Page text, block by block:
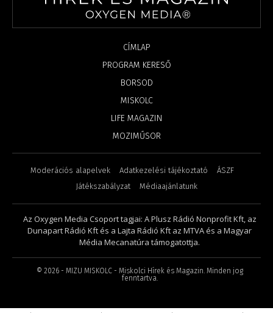
CÍMLAP
PROGRAM KERESŐ
BORSOD
MISKOLC
LIFE MAGAZIN
MOZIMŰSOR
Moderációs alapelvek Adatkezelési tájékoztató
ÁSZF
Játékszabályzat
Médiaajánlatunk
Az Oxygen Media Csoport tagjai: A Plusz Rádió Nonprofit Kft, az
Dunapart Rádió Kft és a Lajta Rádió Kft az MTVA és a Magyar
Média Mecanatúra támogatottja.
© 2026- MIZU MISKOLC - Miskolci Hírek és Magazin. Minden jog
fenntartva.